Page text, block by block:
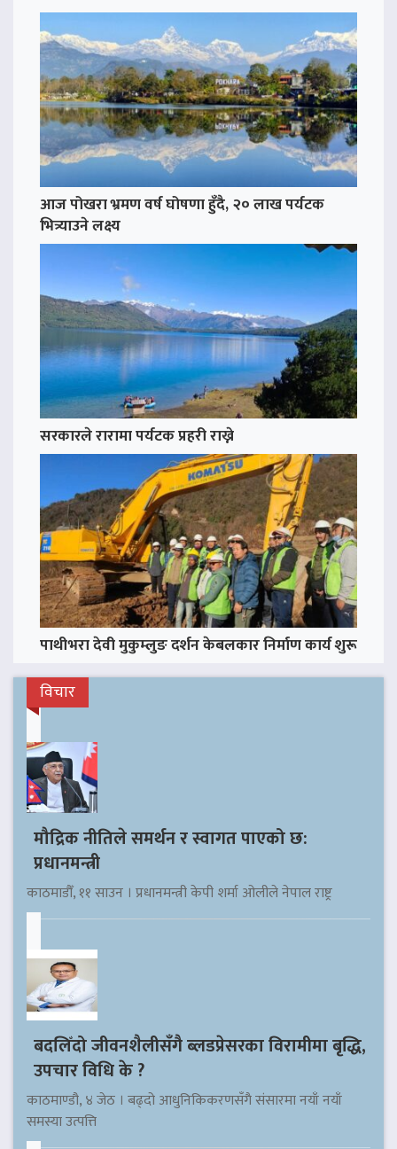
आज पोखरा भ्रमण वर्ष घोषणा हुँदै, २० लाख पर्यटक
भित्र्याउने लक्ष्य
सरकारले रारामा पर्यटक प्रहरी राख्ने
पाथीभरा देवी मुकुम्लुङ दर्शन केबलकार निर्माण कार्य शुरू
विचार
मौद्रिक नीतिले समर्थन र स्वागत पाएको छ:
प्रधानमन्त्री
काठमाडौँ, ११ साउन । प्रधानमन्त्री केपी शर्मा ओलीले नेपाल राष्ट्र
बदलिँदो जीवनशैलीसँगै ब्लडप्रेसरका विरामीमा बृद्धि,
उपचार विधि के ?
काठमाण्डौ, ४ जेठ । बढ्दो आधुनिकिकरणसँगै संसारमा नयाँ नयाँ
समस्या उत्पत्ति